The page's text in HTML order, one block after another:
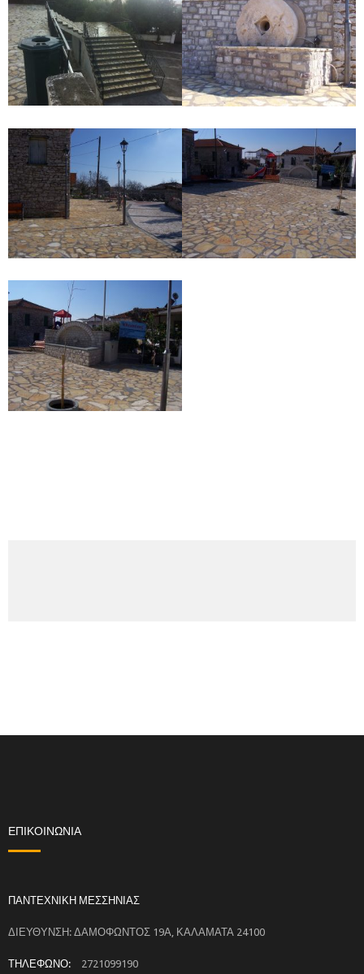
ΕΠΙΚΟΙΝΩΝΙΑ
ΠΑΝΤΕΧΝΙΚΗ ΜΕΣΣΗΝΙΑΣ
ΔΙΕΥΘΥΝΣΗ: ΔΑΜΟΦΩΝΤΟΣ 19Α, ΚΑΛΑΜΑΤΑ 24100
ΤΗΛΕΦΩΝΟ: 2721099190